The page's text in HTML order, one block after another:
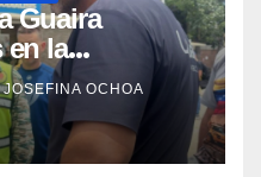
Guaira
en la
de
OCHOA